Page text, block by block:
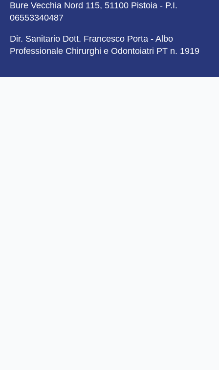
Bure Vecchia Nord 115, 51100 Pistoia - P.I.
06553340487
Dir. Sanitario Dott. Francesco Porta - Albo
Professionale Chirurghi e Odontoiatri PT n. 1919